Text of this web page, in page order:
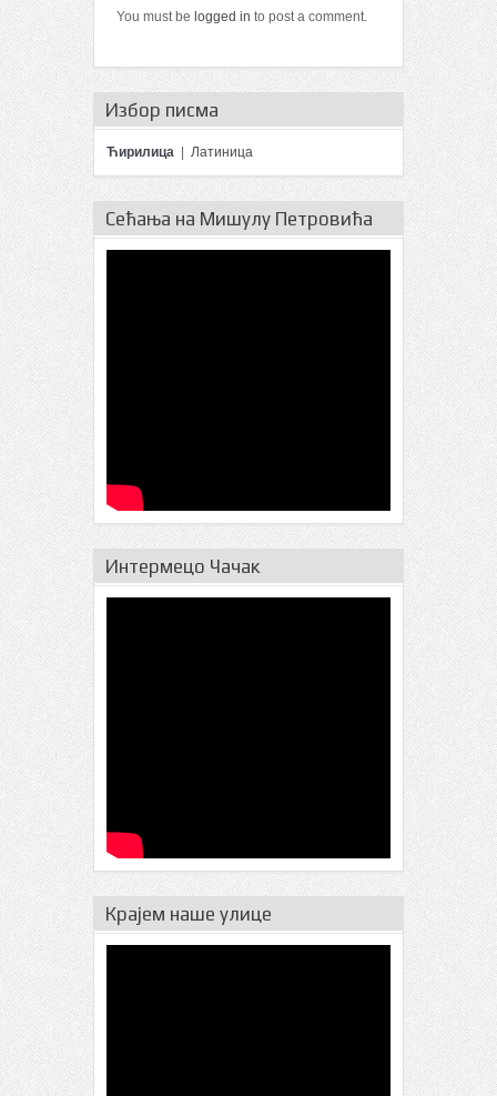
You must be logged in to post a comment.
Избор писма
Ћирилица Латиница
Сећања на Мишулу Петровића
Интермецо Чачак
Крајем наше улице